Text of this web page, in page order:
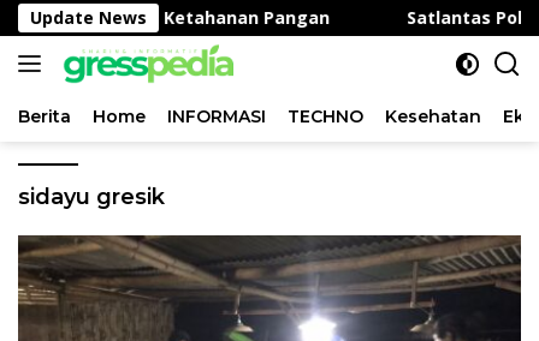
Langsung
ke
konten
Update News
Program Ketahanan Pangan Satlantas Polres
Berita Home INFORMASI TECHNO Kesehatan
sidayu gresik